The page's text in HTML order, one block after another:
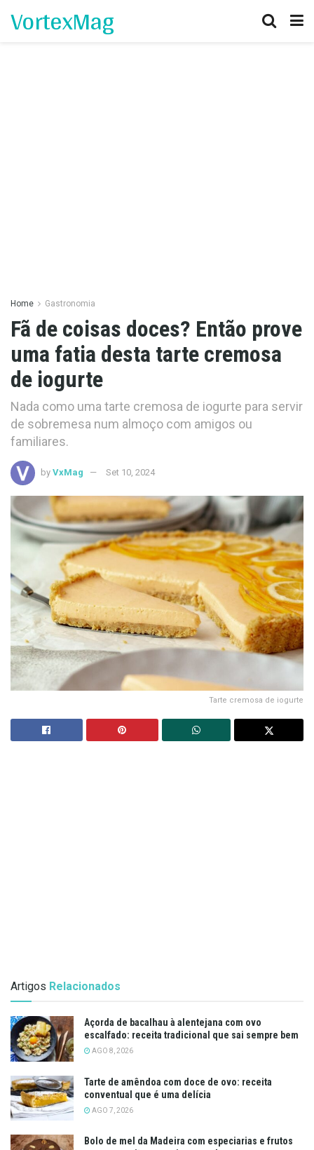
VortexMag
Home Gastronomia
Fã de coisas doces? Então prove
uma fatia desta tarte cremosa
de iogurte
Nada como uma tarte cremosa de iogurte para servir
de sobremesa num almoço com amigos ou
familiares.
by VxMag Set 10, 2024
Tarte cremosa de iogurte
Artigos Relacionados
Açorda de bacalhau à alentejana com ovo
escalfado: receita tradicional que sai sempre bem
AGO 8, 2026
Tarte de amêndoa com doce de ovo: receita
conventual que é uma delícia
AGO 7, 2026
Bolo de mel da Madeira com especiarias e frutos